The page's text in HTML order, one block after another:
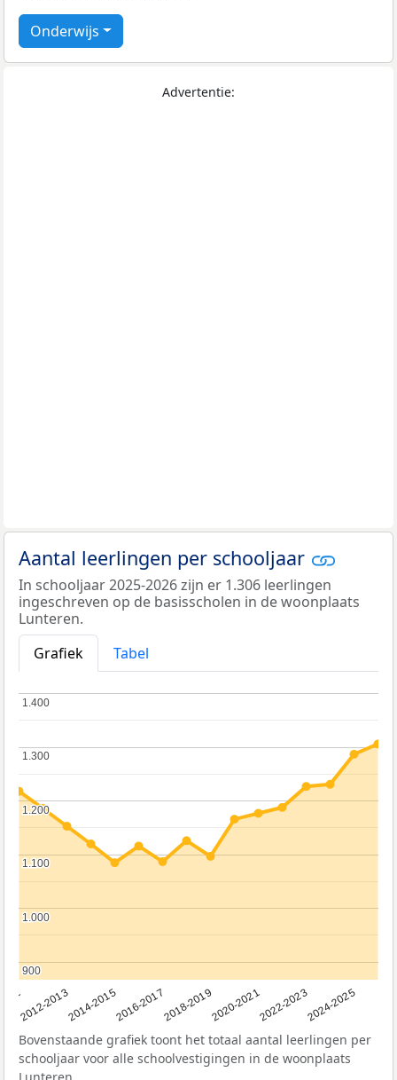
Onderwijs
Advertentie:
Aantal leerlingen per schooljaar
In schooljaar 2025-2026 zijn er 1.306 leerlingen
ingeschreven op de basisscholen in de woonplaats
Lunteren.
Grafiek
Tabel
2012-20132014-20152016-20172018-20192020-20212022-20232024-2025
900
900
1.000
1.000
1.100
1.100
1.200
1.200
1.300
1.300
1.400
1.400
Bovenstaande grafiek toont het totaal aantal leerlingen per
schooljaar voor alle schoolvestigingen in de woonplaats